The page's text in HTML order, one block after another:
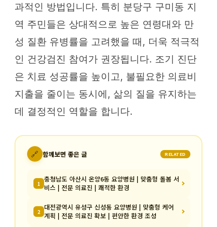
과적인 방법입니다. 특히 분당구 구미동 지
역 주민들은 상대적으로 높은 연령대와 만
성 질환 유병률을 고려했을 때, 더욱 적극적
인 건강검진 참여가 권장됩니다. 조기 진단
은 치료 성공률을 높이고, 불필요한 의료비
지출을 줄이는 동시에, 삶의 질을 유지하는
데 결정적인 역할을 합니다.
🔗 함께보면 좋은 글 RELATED
1 충청남도 아산시 온양6동 요양병원 | 맞춤형 돌봄 서
비스 | 전문 의료진 | 쾌적한 환경
2 대전광역시 유성구 신성동 요양병원 | 맞춤형 케어
계획 | 전문 의료진 확보 | 편안한 환경 조성